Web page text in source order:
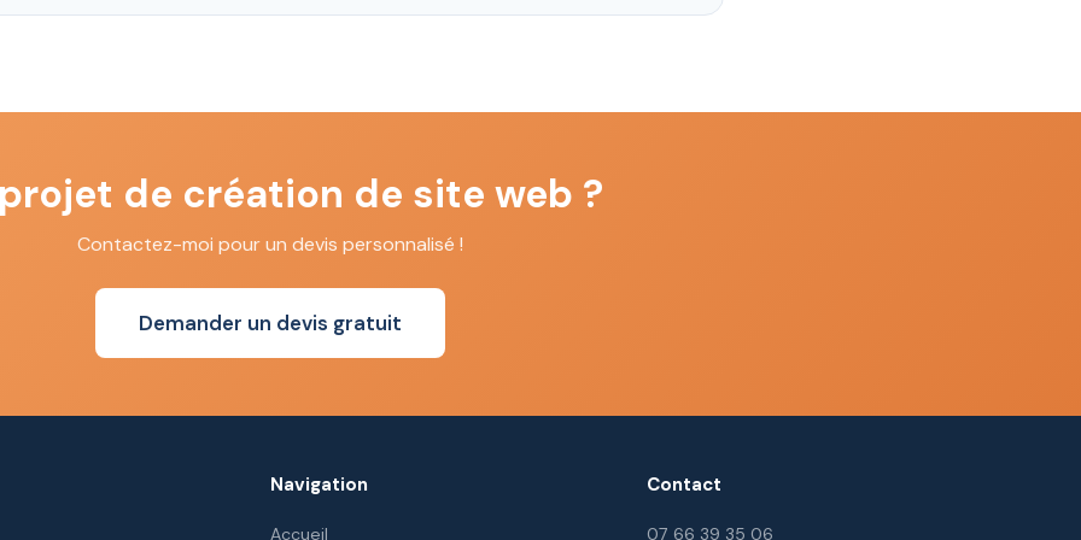
de création de site web ?
Contactez-moi pour un devis personnalisé !
Demander un devis gratuit
Navigation
Accueil
Contact
07 66 39 35 06